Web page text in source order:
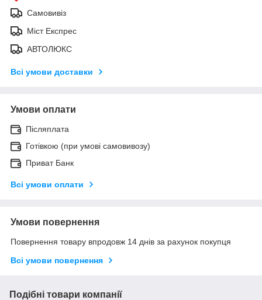
Самовивіз
Міст Експрес
АВТОЛЮКС
Всі умови доставки
Умови оплати
Післяплата
Готівкою (при умові самовивозу)
Приват Банк
Всі умови оплати
Умови повернення
Повернення товару впродовж 14 днів за рахунок покупця
Всі умови повернення
Подібні товари компанії